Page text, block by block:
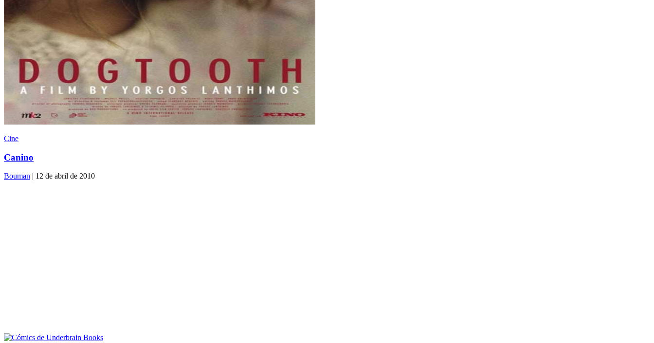
Cine
Canino
Bouman | 12 de abril de 2010